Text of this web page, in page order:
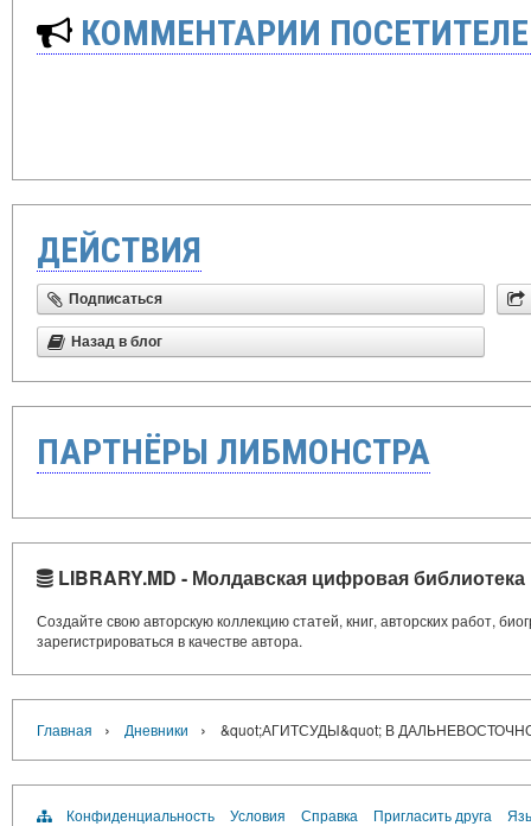
КОММЕНТАРИИ
ДЕЙСТВИЯ
Подписаться
Назад в блог
ПАРТНЁРЫ ЛИБМОНСТРА
LIBRARY.MD - Молдавская цифровая библиотека
Создайте свою авторскую коллекцию статей, книг, авторских работ,
зарегистрироваться в качестве автора.
Главная › Дневники › &quot;АГИТСУДЫ&quot; В
Конфиденциальность Условия Справка Пригласить друга